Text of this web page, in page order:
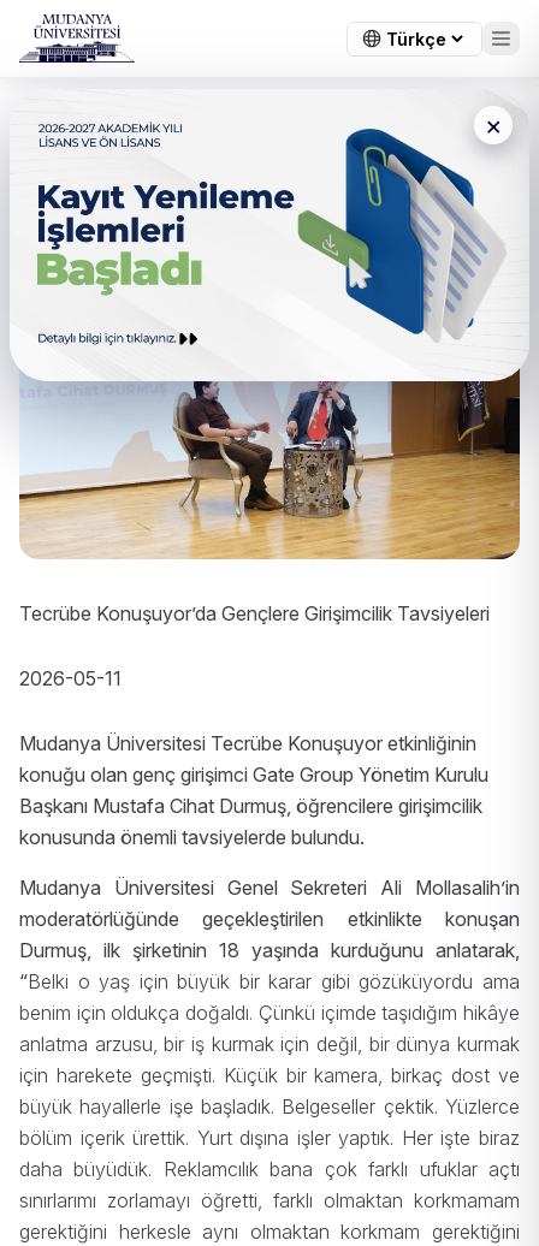
×
Tecrübe Konuşuyor’da
Gençlere Girişimcilik
Tavsiyeleri
Tecrübe Konuşuyor’da Gençlere Girişimcilik Tavsiyeleri
2026-05-11
Mudanya Üniversitesi Tecrübe Konuşuyor etkinliğinin
konuğu olan genç girişimci Gate Group Yönetim Kurulu
Başkanı Mustafa Cihat Durmuş, öğrencilere girişimcilik
konusunda önemli tavsiyelerde bulundu.
Mudanya Üniversitesi Genel Sekreteri Ali Mollasalih’in
moderatörlüğünde geçekleştirilen etkinlikte konuşan
Durmuş, ilk şirketinin 18 yaşında kurduğunu anlatarak,
“Belki o yaş için büyük bir karar gibi gözüküyordu ama
benim için oldukça doğaldı. Çünkü içimde taşıdığım hikâye
anlatma arzusu, bir iş kurmak için değil, bir dünya kurmak
için harekete geçmişti. Küçük bir kamera, birkaç dost ve
büyük hayallerle işe başladık. Belgeseller çektik. Yüzlerce
bölüm içerik ürettik. Yurt dışına işler yaptık. Her işte biraz
daha büyüdük. Reklamcılık bana çok farklı ufuklar açtı
sınırlarımı zorlamayı öğretti, farklı olmaktan korkmamam
gerektiğini herkesle aynı olmaktan korkmam gerektiğini